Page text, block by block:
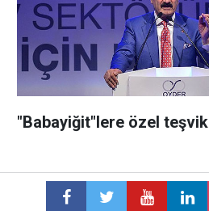
"Babayiğit"lere özel teşvik